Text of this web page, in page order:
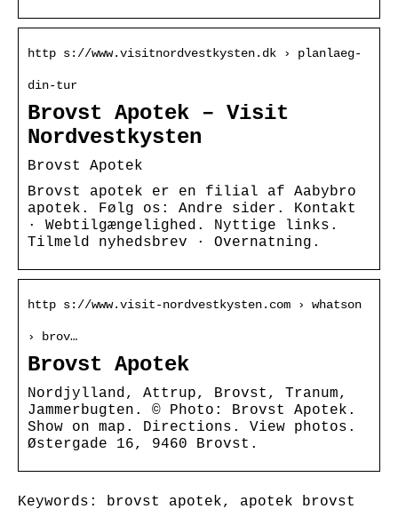
http s://www.visitnordvestkysten.dk › planlaeg-
din-tur
Brovst Apotek – Visit
Nordvestkysten
Brovst Apotek
Brovst apotek er en filial af Aabybro
apotek. Følg os: Andre sider. Kontakt
· Webtilgængelighed. Nyttige links.
Tilmeld nyhedsbrev · Overnatning.
http s://www.visit-nordvestkysten.com › whatson
› brov…
Brovst Apotek
Nordjylland, Attrup, Brovst, Tranum,
Jammerbugten. © Photo: Brovst Apotek.
Show on map. Directions. View photos.
Østergade 16, 9460 Brovst.
Keywords: brovst apotek, apotek brovst